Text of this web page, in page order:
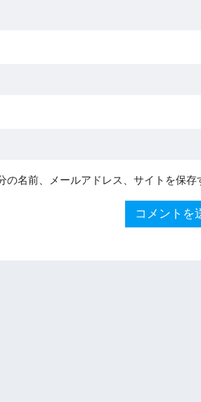
名前、メールアドレス、サイトを保存